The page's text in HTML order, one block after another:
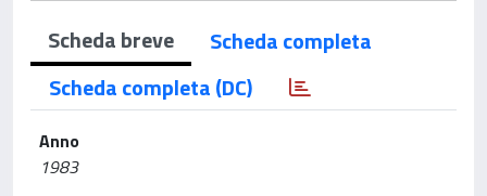
Scheda breve
Scheda completa
Scheda completa (DC)
Anno
1983